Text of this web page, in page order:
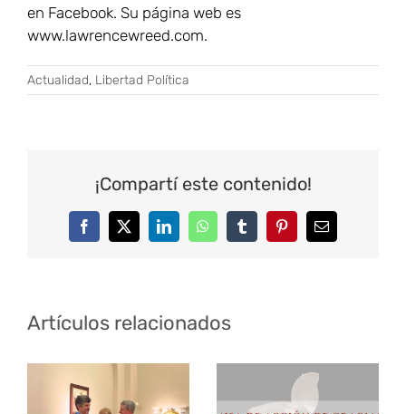
en Facebook. Su página web es
www.lawrencewreed.com.
Actualidad, Libertad Política
¡Compartí este contenido!
FacebookTwitterLinkedInWhatsAppTumblrPinterestCorreo
electrónico
Artículos relacionados